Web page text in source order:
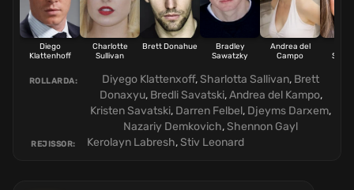
Diego
Klattenhoff
Charlotte
Sullivan
Brett Donahue
Bradley
Sawatzky
Andrea del
Campo
ROLLARDA: Diyego Klattenxoff,Sharlotta Sallivan, Brett
Donaxyu, Bredli Savatski,Andrea del Kampo,
Kristen Savatski, Darren Felbel, Djeyms Darxem,
Nazariy Demkovich,Shennon Gayl
REJISSOR: Kerolayn Labresh,Stiv Leonard